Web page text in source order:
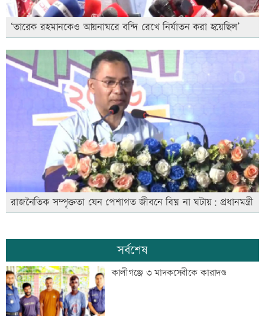
‘তারেক রহমানকেও আয়নাঘরে বন্দি রেখে নির্যাতন করা হয়েছিল’
রাজনৈতিক সম্পৃক্ততা যেন পেশাগত জীবনে বিঘ্ন না ঘটায়: প্রধানমন্ত্রী
সর্বশেষ
কালীগঞ্জে ৩ মাদকসেবীকে কারাদণ্ড